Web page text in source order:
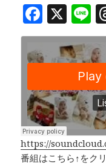
F
a
c
e
b
o
o
k
X
n
e
https://
番組はこちら↑をク